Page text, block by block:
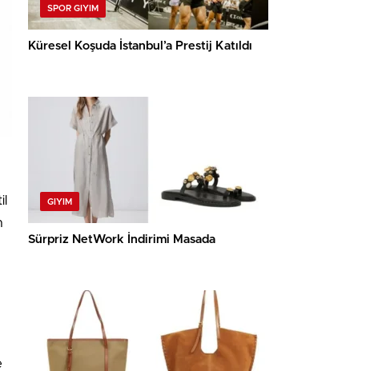
SPOR GIYIM
Küresel Koşuda İstanbul’a Prestij Katıldı
GIYIM
Sürpriz NetWork İndirimi Masada